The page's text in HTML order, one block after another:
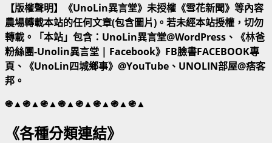
【版權聲明】《UnoLin異言堂》未授權《雪花新聞》等內容
農場轉載本站的任何文章(包含圖片)。若未經本站授權，切勿
轉載。「本站」包含：UnoLin異言堂@WordPress、《林爸
粉絲團-Unolin異言堂 | Facebook》FB臉書FACEBOOK專
頁、《UnoLin四城鄉事》@YouTube、UNOLIN部屋@痞客
邦。
֍▲֍▲֍▲֍▲֍▲֍▲֍▲֍▲
《各種分類連結》